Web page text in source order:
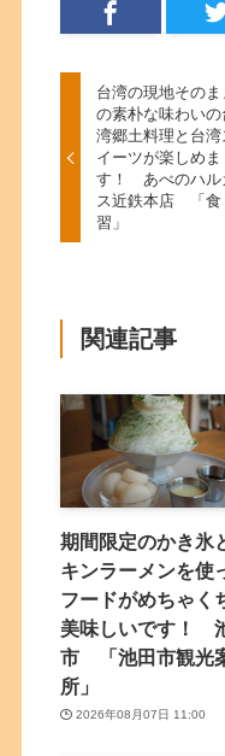
台湾の現地そのま
の素朴な味わいの
湾郷土料理と台湾
イーツが楽しめま
す！ あべのハル
ス近鉄本店 「食
習」
関連記事
期間限定のかき氷
キンラーメンを使
フードがめちゃく
美味しいです！
市 「池田市観光
所」
2026年08月07日 11:00